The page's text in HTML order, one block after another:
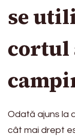
se
cortul
Odată ajuns la
cât mai drept